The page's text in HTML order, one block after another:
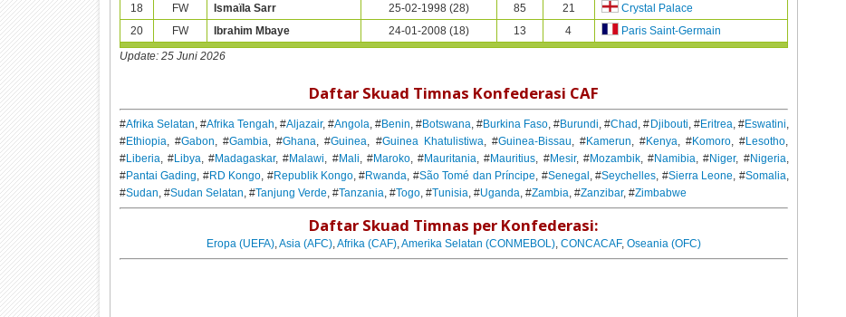
18
FW Ismaïla Sarr 25-02-1998 (28) 85 21
Crystal Palace
20
FW Ibrahim Mbaye 24-01-2008 (18) 13 4
Paris Saint-Germain
Update: 25 Juni 2026
Daftar Skuad Timnas Konfederasi CAF
#Afrika Selatan, #Afrika Tengah, #Aljazair, #Angola, #Benin, #Botswana, #Burkina Faso, #Burundi, #Chad , # Djibouti, #Eritrea, #Eswatini,
#Ethiopia, #Gabon, #Gambia, #Ghana, #Guinea, #Guinea Khatulistiwa, #Guinea-Bissau, #Kamerun, #Kenya, #Komoro, #Lesotho,
#Liberia, #Libya, #Madagaskar, #Malawi, #Mali, #Maroko, #Mauritania, #Mauritius, #Mesir, #Mozambik, #Namibia, #Niger, #Nigeria,
#Pantai Gading, #RD Kongo, #Republik Kongo, #Rwanda, #São Tomé dan Príncipe, #Senegal , #Seychelles, #Sierra Leone, #Somalia,
#Sudan, #Sudan Selatan, #Tanjung Verde, #Tanzania, #Togo, #Tunisia, #Uganda, #Zambia, #Zanzibar, #Zimbabwe
Daftar Skuad Timnas per Konfederasi:
Eropa (UEFA),Asia (AFC),Afrika (CAF),Amerika Selatan (CONMEBOL),CONCACAF,Oseania (OFC)